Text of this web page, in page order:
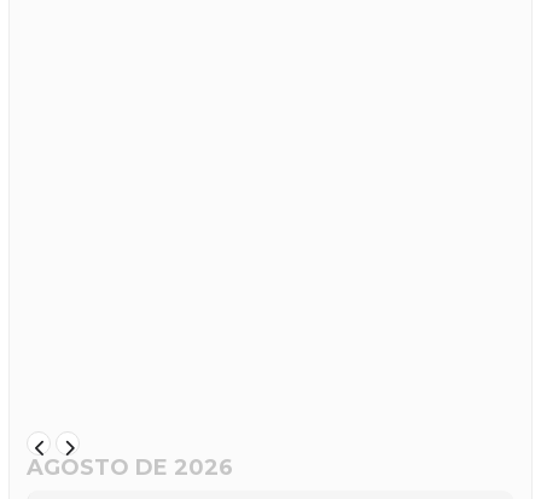
AGOSTO DE 2026